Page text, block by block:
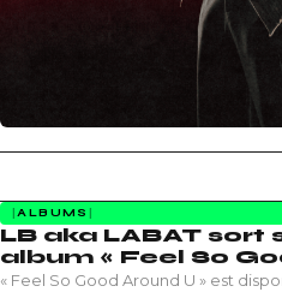
ALBUMS
LB aka LABAT sort
album « Feel So
« Feel So Good Around U » est